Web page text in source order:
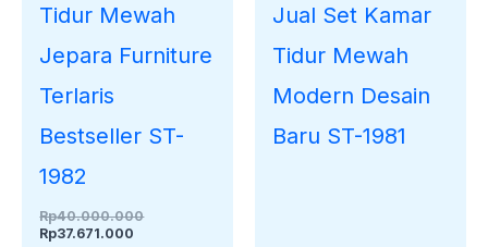
Tidur Mewah
Jepara Furniture
Terlaris
Bestseller ST-
1982
Rp40.000.000
Rp37.671.000
Jual Set Kamar
Tidur Mewah
Modern Desain
Baru ST-1981